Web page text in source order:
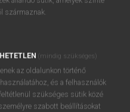
származnak.
(mindig szükséges)
az oldalunkon történő
és a felhasználók
szükséges sütik közé
szabott beállításokat